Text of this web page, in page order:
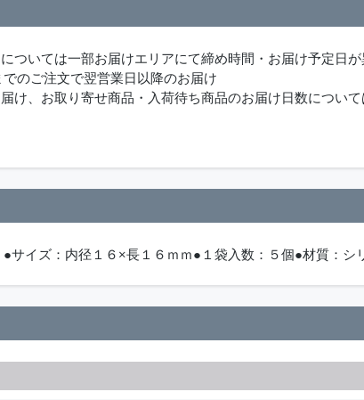
ついては一部お届けエリアにて締め時間・お届け予定日が
ご注文で翌営業日以降のお届け
け、お取り寄せ商品・入荷待ち商品のお届け日数につい
サイズ：内径１６×長１６ｍｍ●１袋入数：５個●材質：シ